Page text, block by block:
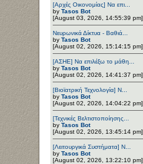
[Αρχές Οικονομίας] Να επι...
by Tasos Bot
[August 03, 2026, 14:55:39 pm]
Νευρωνικά Δίκτυα - Βαθιά...
by Tasos Bot
[August 02, 2026, 15:14:15 pm]
[ΑΣΗΕ] Να επιλέξω το μάθη...
by Tasos Bot
[August 02, 2026, 14:41:37 pm]
[Βιοϊατρική Τεχνολογία] Ν...
by Tasos Bot
[August 02, 2026, 14:04:22 pm]
[Τεχνικές Βελτιστοποίησης...
by Tasos Bot
[August 02, 2026, 13:45:14 pm]
[Λειτουργικά Συστήματα] Ν...
by Tasos Bot
[August 02, 2026, 13:22:10 pm]